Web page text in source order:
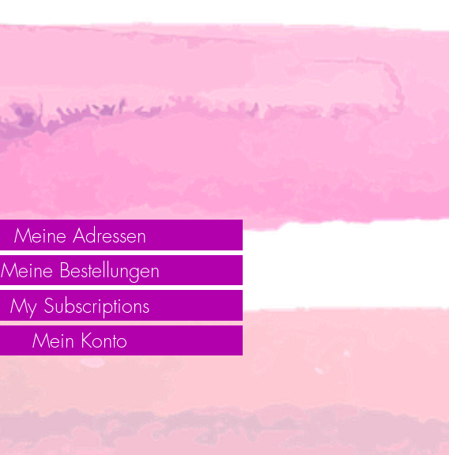
Meine Adressen
Meine Bestellungen
My Subscriptions
Mein Konto